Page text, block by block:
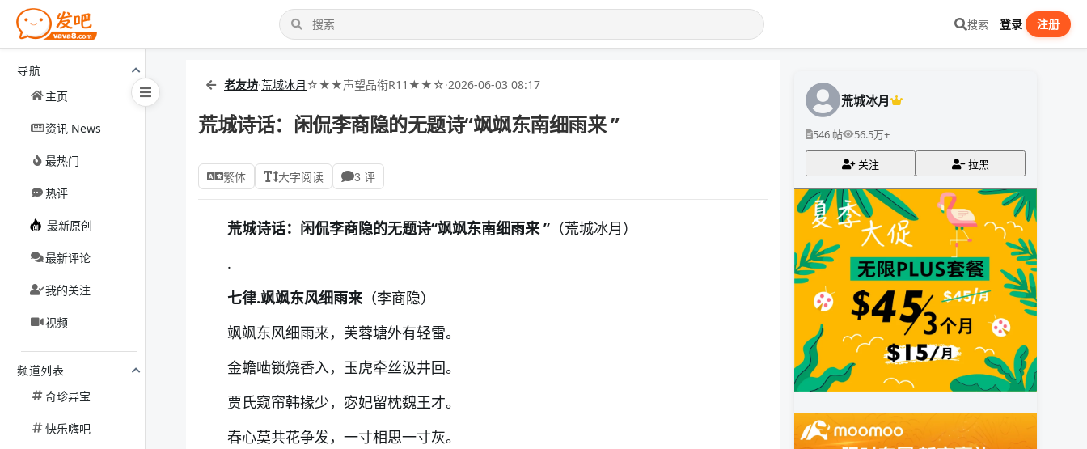
搜索 登录 注册
导航
主页
资讯 News
最热门
热评
最新原创
最新评论
我的关注
视频
频道列表
奇珍异宝
快乐嗨吧
老友坊·荒城冰月☆★★声望品衔R11★★☆·2026-06-03 08:17
荒城诗话：闲侃李商隐的无题诗“飒飒东南细雨来 ”
繁体 大字阅读 3 评
荒城诗话：闲侃李商隐的无题诗“飒飒东南细雨来 ” （荒城冰月）
.
七律.飒飒东风细雨来（李商隐）
飒飒东风细雨来，芙蓉塘外有轻雷。
金蟾啮锁烧香入，玉虎牵丝汲井回。
贾氏窥帘韩掾少，宓妃留枕魏王才。
春心莫共花争发，一寸相思一寸灰。
荒城冰月
546 帖 56.5万+
关注 拉黑